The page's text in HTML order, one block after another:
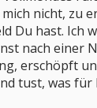
nicht, zu
Du hast. Ich
nach einer
erschöpft
tust, was